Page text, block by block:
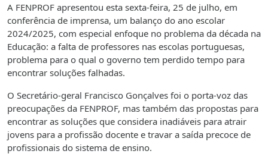
A FENPROF apresentou esta sexta-feira, 25 de julho, em
conferência de imprensa, um balanço do ano escolar
2024/2025, com especial enfoque no problema da década na
Educação: a falta de professores nas escolas portuguesas,
problema para o qual o governo tem perdido tempo para
encontrar soluções falhadas.
O Secretário-geral Francisco Gonçalves foi o porta-voz das
preocupações da FENPROF, mas também das propostas para
encontrar as soluções que considera inadiáveis para atrair
jovens para a profissão docente e travar a saída precoce de
profissionais do sistema de ensino.